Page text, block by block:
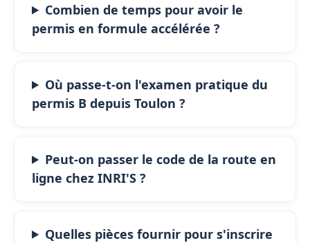
Combien de temps pour avoir le
permis en formule accélérée ?
Où passe-t-on l'examen pratique du
permis B depuis Toulon ?
Peut-on passer le code de la route en
ligne chez INRI'S ?
Quelles pièces fournir pour s'inscrire